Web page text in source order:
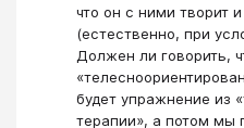
что он с ними творит
(естественно, при
Должен ли говорить,
будет упражнение из
терапии», а потом мы